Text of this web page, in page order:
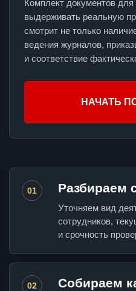
Комплект документов
выдерживать реальную
смотрит не только
ведения журналов,
и соответствие
НАЧАТЬ
01 Разбираем
Уточняем вид
сотрудников,
и срочность
02 Собираем